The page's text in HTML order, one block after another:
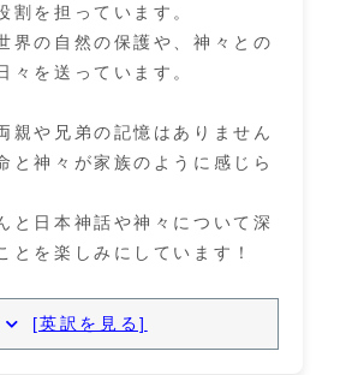
割を担っています。
界の自然の保護や、神々との
々を送っています。
親や兄弟の記憶はありません
と神々が家族のように感じら
と日本神話や神々について深
とを楽しみにしています！
[英訳を見る]